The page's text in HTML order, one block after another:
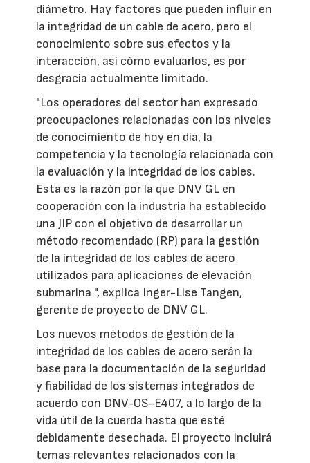
diámetro. Hay factores que pueden influir en
la integridad de un cable de acero, pero el
conocimiento sobre sus efectos y la
interacción, así cómo evaluarlos, es por
desgracia actualmente limitado.
"Los operadores del sector han expresado
preocupaciones relacionadas con los niveles
de conocimiento de hoy en día, la
competencia y la tecnología relacionada con
la evaluación y la integridad de los cables.
Esta es la razón por la que DNV GL en
cooperación con la industria ha establecido
una JIP con el objetivo de desarrollar un
método recomendado (RP) para la gestión
de la integridad de los cables de acero
utilizados para aplicaciones de elevación
submarina ", explica Inger-Lise Tangen,
gerente de proyecto de DNV GL.
Los nuevos métodos de gestión de la
integridad de los cables de acero serán la
base para la documentación de la seguridad
y fiabilidad de los sistemas integrados de
acuerdo con DNV-OS-E407, a lo largo de la
vida útil de la cuerda hasta que esté
debidamente desechada. El proyecto incluirá
temas relevantes relacionados con la